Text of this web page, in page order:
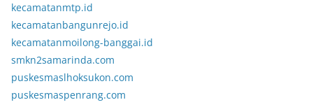
kecamatanmtp.id
kecamatanbangunrejo.id
kecamatanmoilong-banggai.id
smkn2samarinda.com
puskesmaslhoksukon.com
puskesmaspenrang.com